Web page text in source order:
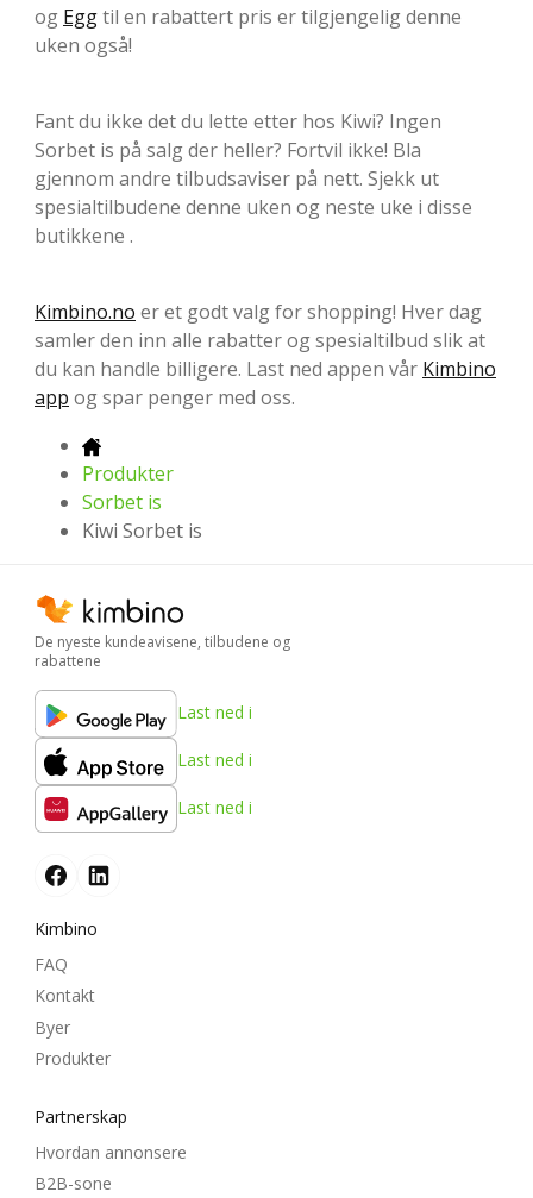
og Eggtil en rabattert pris er tilgjengelig denne
uken også!
Fant du ikke det du lette etter hos Kiwi? Ingen
Sorbet is på salg der heller? Fortvil ikke! Bla
gjennom andre tilbudsaviser på nett. Sjekk ut
spesialtilbudene denne uken og neste uke i disse
butikkene .
Kimbino.no er et godt valg for shopping! Hver dag
samler den inn alle rabatter og spesialtilbud slik at
du kan handle billigere. Last ned appen vår Kimbino
app og spar penger med oss.
Produkter
Sorbet is
Kiwi Sorbet is
De nyeste kundeavisene, tilbudene og
rabattene
Last ned i
Last ned i
Last ned i
Kimbino
FAQ
Kontakt
Byer
Produkter
Partnerskap
Hvordan annonsere
B2B-sone